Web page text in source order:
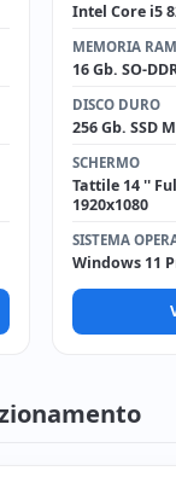
Intel Core i5
MEMORIA RAM
16 Gb. SO-
DISCO DURO
256 Gb. SSD
SCHERMO
Tattile 14 ''
1920x1080
SISTEMA
Windows 11